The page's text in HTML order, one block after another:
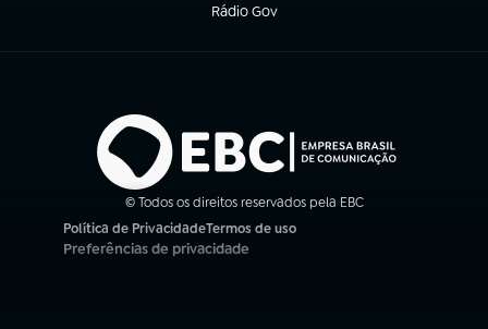
Rádio Gov
(abre em nova aba)
© Todos os direitos reservados pela EBC
Política de Privacidade
(abre em nova aba)
Termos de uso
(abre em nova aba)
Preferências de privacidade